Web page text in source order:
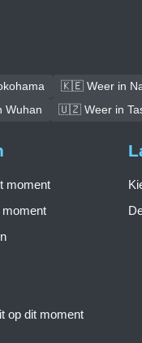
🇰🇪 Weer in
🇺🇿 Weer in
moment
moment
op dit moment